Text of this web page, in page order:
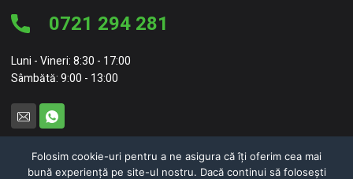
0721 294 281
Luni - Vineri: 8:30 - 17:00
Sâmbătă: 9:00 - 13:00
© 2026 NC Concept – NEW CONCEPT HOME FURNITURE SRL
Folosim cookie-uri pentru a ne asigura că îți oferim cea mai
bună experiență pe site-ul nostru. Dacă continui să folosești